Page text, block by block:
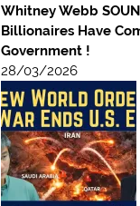
Whitney Webb
Billionaires Have
Government !
28/03/2026